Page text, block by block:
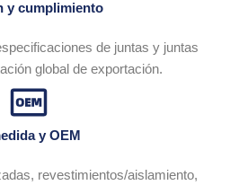
y cumplimiento
de juntas y juntas
global de exportación.
y OEM
revestimientos/aislamiento,